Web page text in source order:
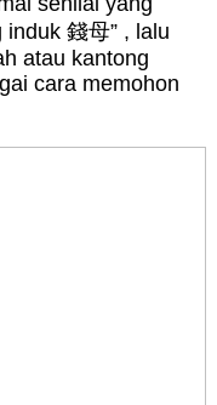
induk錢母” , lalu
atau kantong
cara memohon